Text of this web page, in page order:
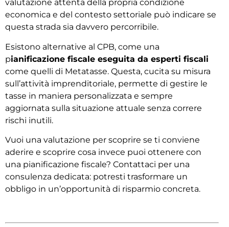
valutazione attenta della propria condizione
economica e del contesto settoriale può indicare se
questa strada sia davvero percorribile.
Esistono alternative al CPB, come una
pianificazione fiscale eseguita da esperti fiscali
come quelli di Metatasse. Questa, cucita su misura
sull’attività imprenditoriale, permette di gestire le
tasse in maniera personalizzata e sempre
aggiornata sulla situazione attuale senza correre
rischi inutili.
Vuoi una valutazione per scoprire se ti conviene
aderire e scoprire cosa invece puoi ottenere con
una pianificazione fiscale? Contattaci per una
consulenza dedicata: potresti trasformare un
obbligo in un’opportunità di risparmio concreta.